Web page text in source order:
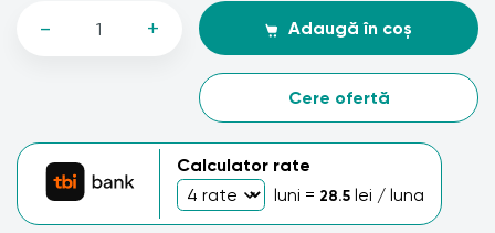
- + Adaugă în coș
Cere ofertă
Calculator rate
luni = 28.5 lei / luna